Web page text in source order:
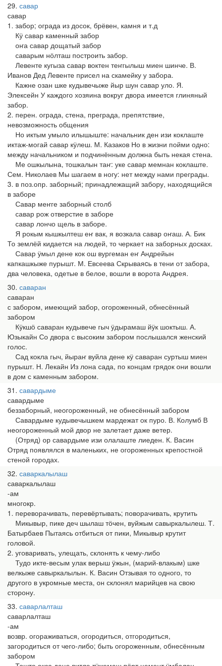
29 савар
савар
1. забор; ограда из досок, брёвен, камня и т.д
Кӱ савар каменный забор
оҥа савар дощатый забор
саварым нӧлташ построить забор.
Левенте кугыза савар воктен теҥгылыш миен шинче. В.
Иванов Дед Левенте присел на скамейку у забора.
Кажне озан шке кудывечыже йыр шун савар уло. Я.
Элексейн У каждого хозяина вокруг двора имеется глиняный
забор.
2. перен. ограда, стена, преграда, препятствие,
невозможность общения
Но иктым умыло илышыште: начальник ден изи коклаште
иктаж-могай савар кӱлеш. М. Казаков Но в жизни пойми одно:
между начальником и подчинённым должна быть некая стена.
Ме ошкылына, тошкалын таҥ: уке савар мемнан коклаште.
Сем. Николаев Мы шагаем в ногу: нет между нами преграды.
3. в поз.опр. заборный; принадлежащий забору, находящийся
в заборе
Савар меҥге заборный столб
савар рож отверстие в заборе
савар лончо щель в заборе.
Я рокым кышкылтеш еҥ вак, я возкала савар оҥаш. А. Бик
То землёй кидается на людей, то черкает на заборных досках.
Савар ӱмыл дене кок ош вургеман еҥ Андрейын
капкашкыже пурышт. М. Евсеева Скрываяcь в тени от забора,
два человека, одетые в белое, вошли в ворота Андрея.
30 саваран
саваран
с забором, имеющий забор, огороженный, обнесённый
забором
Кӱкшӧ саваран кудывече гыч ӱдырамаш йӱк шоктыш. А.
Юзыкайн Со двора с высоким забором послышался женский
голос.
Сад кокла гыч, йыраҥ вуйла дене кӱ саваран суртыш миен
пурышт. Н. Лекайн Из лона сада, по концам грядок они вошли
в дом с каменным забором.
31 савардыме
савардыме
беззаборный, неогороженный, не обнесённый забором
Савардыме кудывечышкем мардежат ок пуро. В. Колумб В
неогороженный мой двор не залетает даже ветер.
(Отряд) ор савардыме изи олалаште лиеден. К. Васин
Отряд появлялся в маленьких, не огороженных крепостной
стеной городах.
32 саваркалылаш
саваркалылаш
-ам
многокр.
1. переворачивать, перевёртывать; поворачивать, крутить
Микывыр, пике деч шылаш тӧчен, вуйжым савыркалылеш. Т.
Батырбаев Пытаясь отбиться от пики, Микывыр крутит
головой.
2. уговаривать, улещать, склонять к чему-либо
Тудо икте-весым улак верыш ӱжын, (марий-влакым) шке
велкыже савыркалылын. К. Васин Отзывая то одного, то
другого в укромные места, он склонял марийцев на свою
сторону.
33 саварлалташ
саварлалташ
-ам
возвр. огораживаться, огородиться, отгородиться,
загородиться от чего-либо; быть огороженным, обнесённым
забором